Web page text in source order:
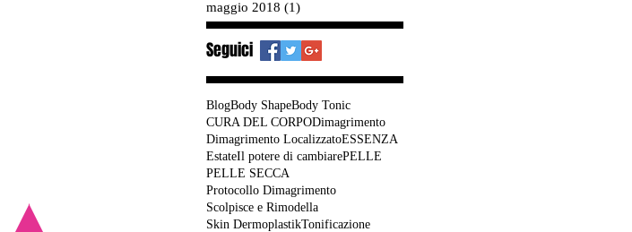
maggio 2018 (1)
Seguici
BlogBody ShapeBody Tonic
CURA DEL CORPODimagrimento
Dimagrimento LocalizzatoESSENZA
EstateIl potere di cambiarePELLE
PELLE SECCA
Protocollo Dimagrimento
Scolpisce e Rimodella
Skin DermoplastikTonificazione